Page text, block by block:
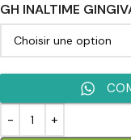
GH INALTIME